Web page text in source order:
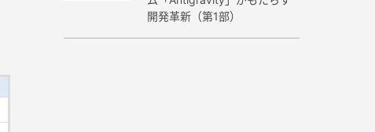
開発革新（第1部）